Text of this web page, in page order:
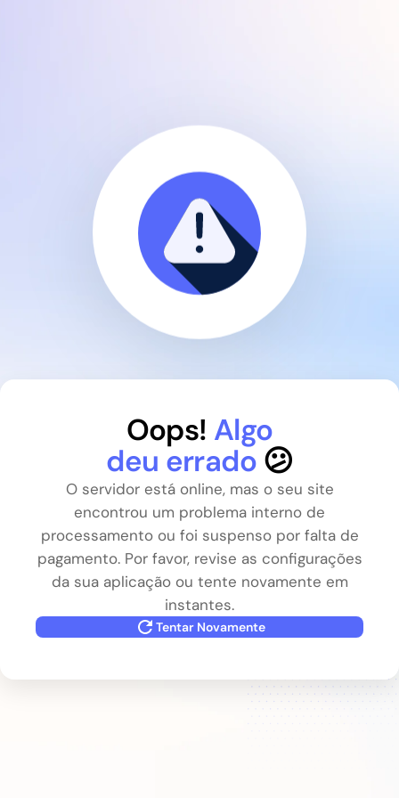
Oops! Algo
deu errado 😕
O servidor está online, mas o seu site
encontrou um problema interno de
processamento ou foi suspenso por falta de
pagamento. Por favor, revise as configurações
da sua aplicação ou tente novamente em
instantes.
Tentar Novamente